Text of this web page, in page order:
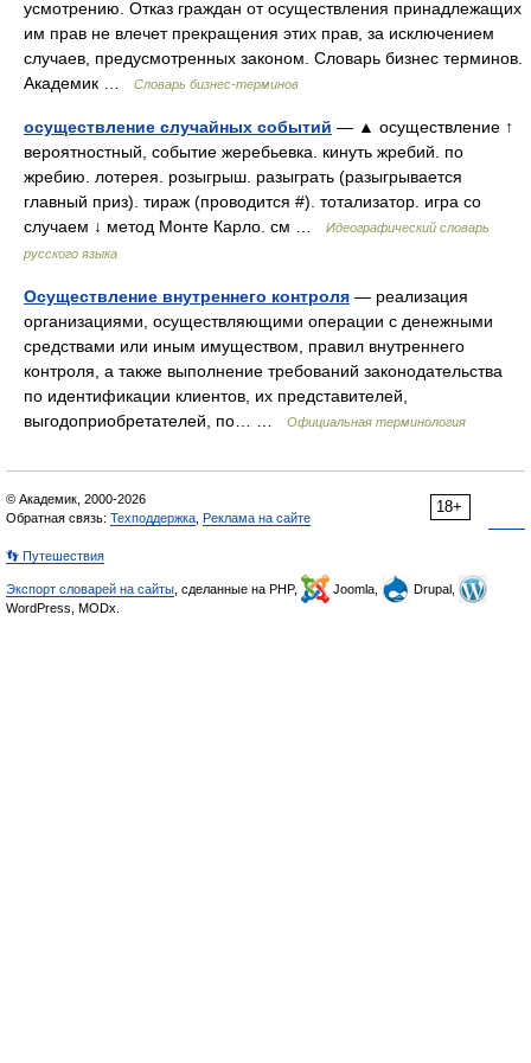
усмотрению. Отказ граждан от осуществления принадлежащих
им прав не влечет прекращения этих прав, за исключением
случаев, предусмотренных законом. Словарь бизнес терминов.
Академик …
Словарь бизнес-терминов
осуществление случайных событий — ▲ осуществление ↑
вероятностный, событие жеребьевка. кинуть жребий. по
жребию. лотерея. розыгрыш. разыграть (разыгрывается
главный приз). тираж (проводится #). тотализатор. игра со
случаем ↓ метод Монте Карло. см …
Идеографический словарь
русского языка
Осуществление внутреннего контроля — реализация
организациями, осуществляющими операции с денежными
средствами или иным имуществом, правил внутреннего
контроля, а также выполнение требований законодательства
по идентификации клиентов, их представителей,
выгодоприобретателей, по… …
Официальная терминология
18+
© Академик, 2000-2026
Обратная связь: Техподдержка Реклама на сайте
👣 Путешествия
Экспорт словарей на сайты , сделанные на PHP, Joomla,
Drupal,
WordPress, MODx.